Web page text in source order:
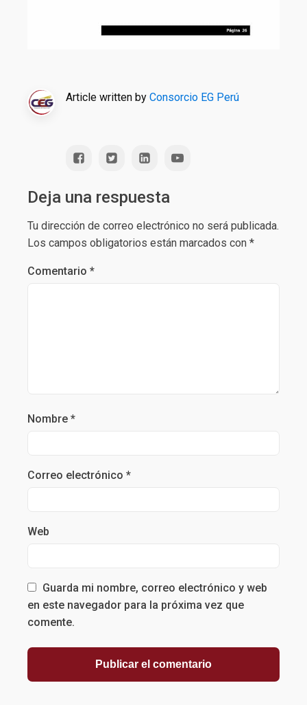
Article written by Consorcio EG Perú
Deja una respuesta
Tu dirección de correo electrónico no será publicada.
Los campos obligatorios están marcados con *
Comentario *
Nombre *
Correo electrónico *
Web
Guarda mi nombre, correo electrónico y web
en este navegador para la próxima vez que
comente.